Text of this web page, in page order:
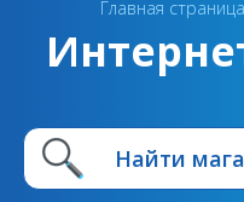
Главная страница